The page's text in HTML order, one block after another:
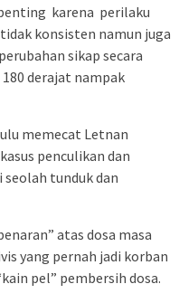
karena perilaku
konsisten namun juga
sikap secara
derajat nampak
memecat Letnan
penculikan dan
tunduk dan
atas dosa masa
yang pernah jadi korban
pel” pembersih dosa.